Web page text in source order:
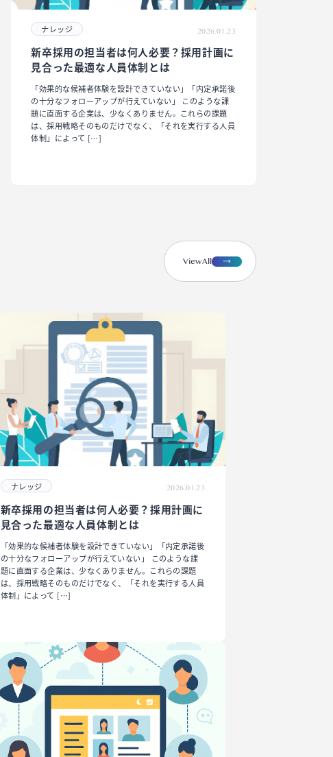
ナレッジ 2026.01.23
新卒採用の担当者は何人必要？採用計画に
見合った最適な人員体制とは
「効果的な候補者体験を設計できていない」「内定承諾後
の十分なフォローアップが行えていない」 このような課
題に直面する企業は、少なくありません。これらの課題
は、採用戦略そのものだけでなく、「それを実行する人員
体制」によって […]
viewAll
ナレッジ 2026.01.23
新卒採用の担当者は何人必要？採用計画に
見合った最適な人員体制とは
「効果的な候補者体験を設計できていない」「内定承諾後
の十分なフォローアップが行えていない」 このような課
題に直面する企業は、少なくありません。これらの課題
は、採用戦略そのものだけでなく、「それを実行する人員
体制」によって […]